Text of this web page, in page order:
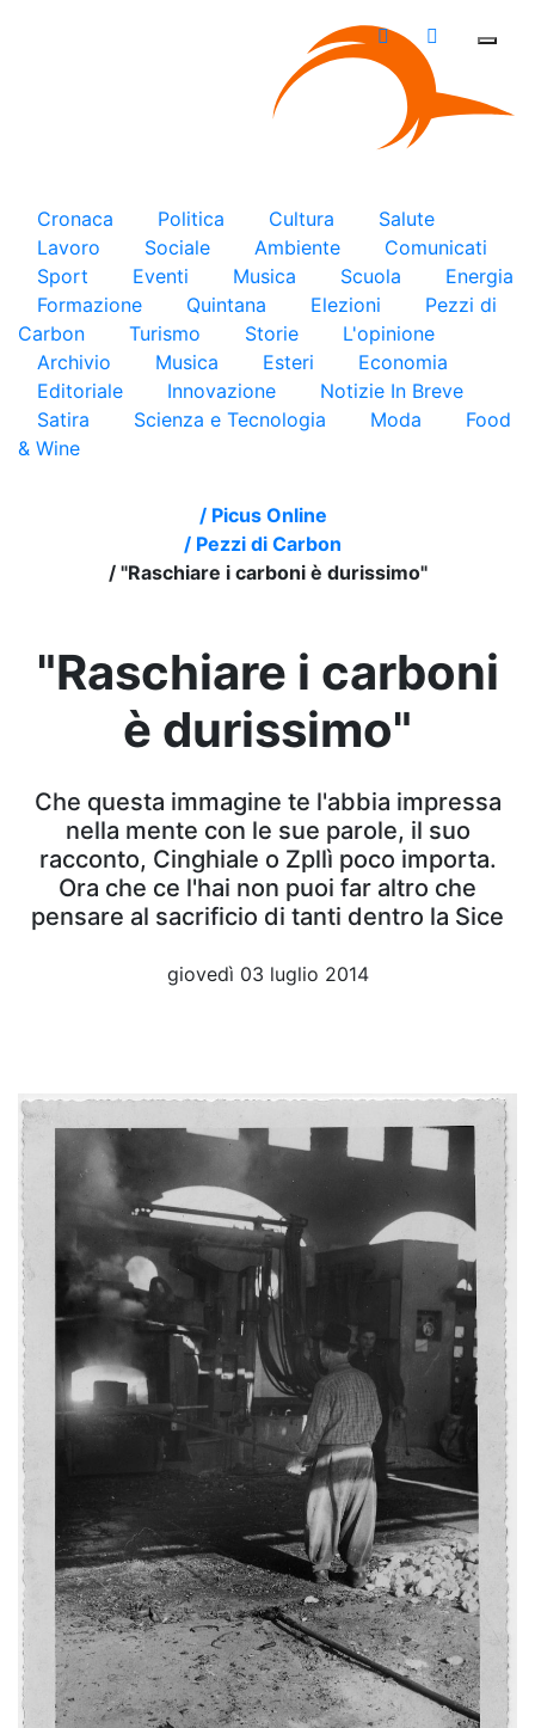
Cronaca Politica Cultura
Salute
Lavoro
Sociale Ambiente
Comunicati
Sport
Eventi Musica Scuola
Energia
Formazione
Quintana Elezioni
Pezzi di
Carbon
Turismo Storie
L'opinione
Archivio
Musica Esteri
Economia
Editoriale
Innovazione
Notizie In Breve
Satira
Scienza e Tecnologia Moda
Food
& Wine
/ Picus Online
/ Pezzi di Carbon
/ "Raschiare i carboni è durissimo"
"Raschiare i carboni
è durissimo"
Che questa immagine te l'abbia impressa
nella mente con le sue parole, il suo
racconto, Cinghiale o Zpllì poco importa.
Ora che ce l'hai non puoi far altro che
pensare al sacrificio di tanti dentro la Sice
giovedì 03 luglio 2014